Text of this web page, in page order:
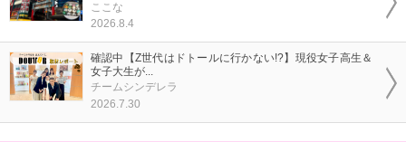
ここな
2026.8.4
確認中【Z世代はドトールに行かない!?】現役女子高生＆
女子大生が...
チームシンデレラ
2026.7.30